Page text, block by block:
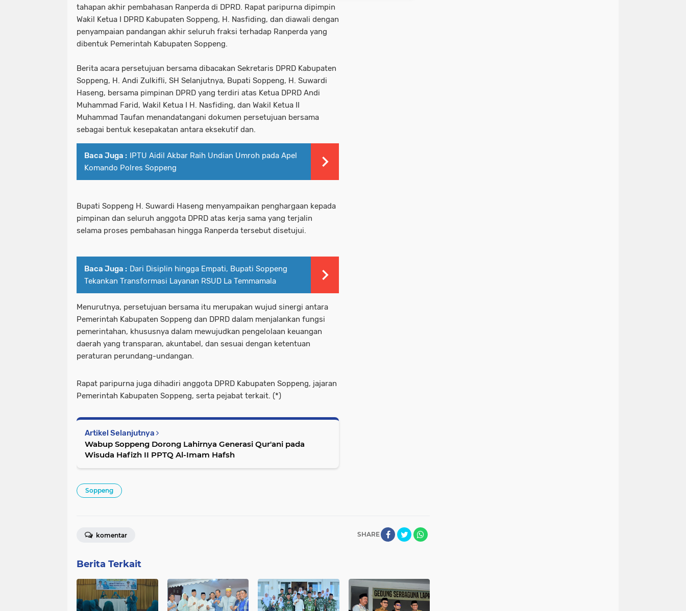
tahapan akhir pembahasan Ranperda di DPRD. Rapat paripurna dipimpin
Wakil Ketua I DPRD Kabupaten Soppeng, H. Nasfiding, dan diawali dengan
penyampaian pandangan akhir seluruh fraksi terhadap Ranperda yang
dibentuk Pemerintah Kabupaten Soppeng.
Berita acara persetujuan bersama dibacakan Sekretaris DPRD Kabupaten
Soppeng, H. Andi Zulkifli, SH Selanjutnya, Bupati Soppeng, H. Suwardi
Haseng, bersama pimpinan DPRD yang terdiri atas Ketua DPRD Andi
Muhammad Farid, Wakil Ketua I H. Nasfiding, dan Wakil Ketua II
Muhammad Taufan menandatangani dokumen persetujuan bersama
sebagai bentuk kesepakatan antara eksekutif dan.
Baca Juga : IPTU Aidil Akbar Raih Undian Umroh pada Apel
Komando Polres Soppeng
Bupati Soppeng H. Suwardi Haseng menyampaikan penghargaan kepada
pimpinan dan seluruh anggota DPRD atas kerja sama yang terjalin
selama proses pembahasan hingga Ranperda tersebut disetujui.
Baca Juga : Dari Disiplin hingga Empati, Bupati Soppeng
Tekankan Transformasi Layanan RSUD La Temmamala
Menurutnya, persetujuan bersama itu merupakan wujud sinergi antara
Pemerintah Kabupaten Soppeng dan DPRD dalam menjalankan fungsi
pemerintahan, khususnya dalam mewujudkan pengelolaan keuangan
daerah yang transparan, akuntabel, dan sesuai dengan ketentuan
peraturan perundang-undangan.
Rapat paripurna juga dihadiri anggota DPRD Kabupaten Soppeng, jajaran
Pemerintah Kabupaten Soppeng, serta pejabat terkait. (*)
Artikel Selanjutnya
Wabup Soppeng Dorong Lahirnya Generasi Qur'ani pada
Wisuda Hafizh II PPTQ Al-Imam Hafsh
Soppeng
SHARE
komentar
Berita Terkait